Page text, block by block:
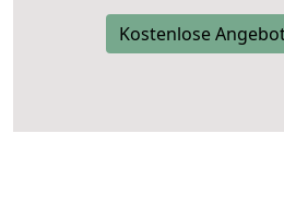
Kostenlose